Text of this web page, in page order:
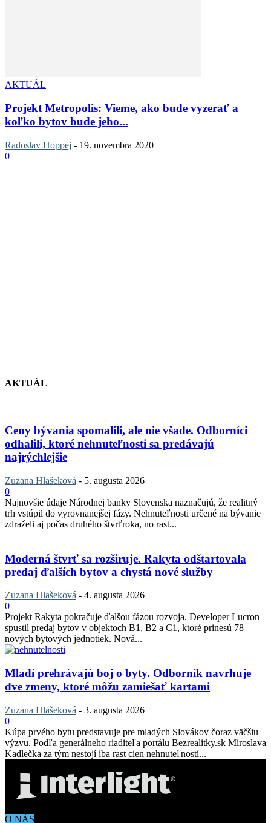
AKTUÁL
Projekt Metropolis: Vieme, ako bude vyzerať a
koľko bytov bude jeho...
Radoslav Hoppej - 19. novembra 2020
0
AKTUÁL
Ceny bývania spomalili, ale nie všade. Odborníci
odhalili, ktoré nehnuteľnosti sa predávajú
najrýchlejšie
Zuzana Hlašeková - 5. augusta 2026
0
Najnovšie údaje Národnej banky Slovenska naznačujú, že realitný
trh vstúpil do vyrovnanejšej fázy. Nehnuteľnosti určené na bývanie
zdraželi aj počas druhého štvrťroka, no rast...
Moderná štvrť sa rozširuje. Rakyta odštartovala
predaj ďalších bytov a chystá nové služby
Zuzana Hlašeková - 4. augusta 2026
0
Projekt Rakyta pokračuje ďalšou fázou rozvoja. Developer Lucron
spustil predaj bytov v objektoch B1, B2 a C1, ktoré prinesú 78
nových bytových jednotiek. Nová...
Mladí prehrávajú boj o byty. Odborník navrhuje
dve zmeny, ktoré môžu zamiešať kartami
Zuzana Hlašeková - 3. augusta 2026
0
Kúpa prvého bytu predstavuje pre mladých Slovákov čoraz väčšiu
výzvu. Podľa generálneho riaditeľa portálu Bezrealitky.sk Miroslava
Kadlečka za tým nestojí iba rast cien nehnuteľností...
O NÁS